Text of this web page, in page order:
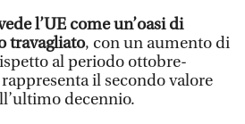
l’UE come un’oasi di
travagliato, con un aumento di
al periodo ottobre-
il secondo valore
decennio.